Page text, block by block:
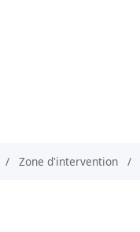
/ Zone d'intervention /